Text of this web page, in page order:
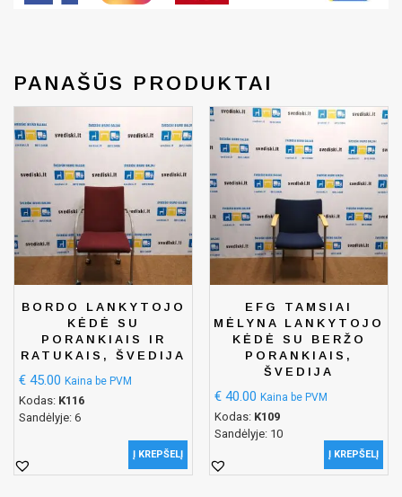
PANAŠŪS PRODUKTAI
BORDO LANKYTOJO
KĖDĖ SU
PORANKIAIS IR
RATUKAIS, ŠVEDIJA
€ 45.00 Kaina be PVM
Kodas: K116
Sandėlyje: 6
Į KREPŠELĮ
EFG TAMSIAI
MĖLYNA LANKYTOJO
KĖDĖ SU BERŽO
PORANKIAIS,
ŠVEDIJA
€ 40.00 Kaina be PVM
Kodas: K109
Sandėlyje: 10
Į KREPŠELĮ